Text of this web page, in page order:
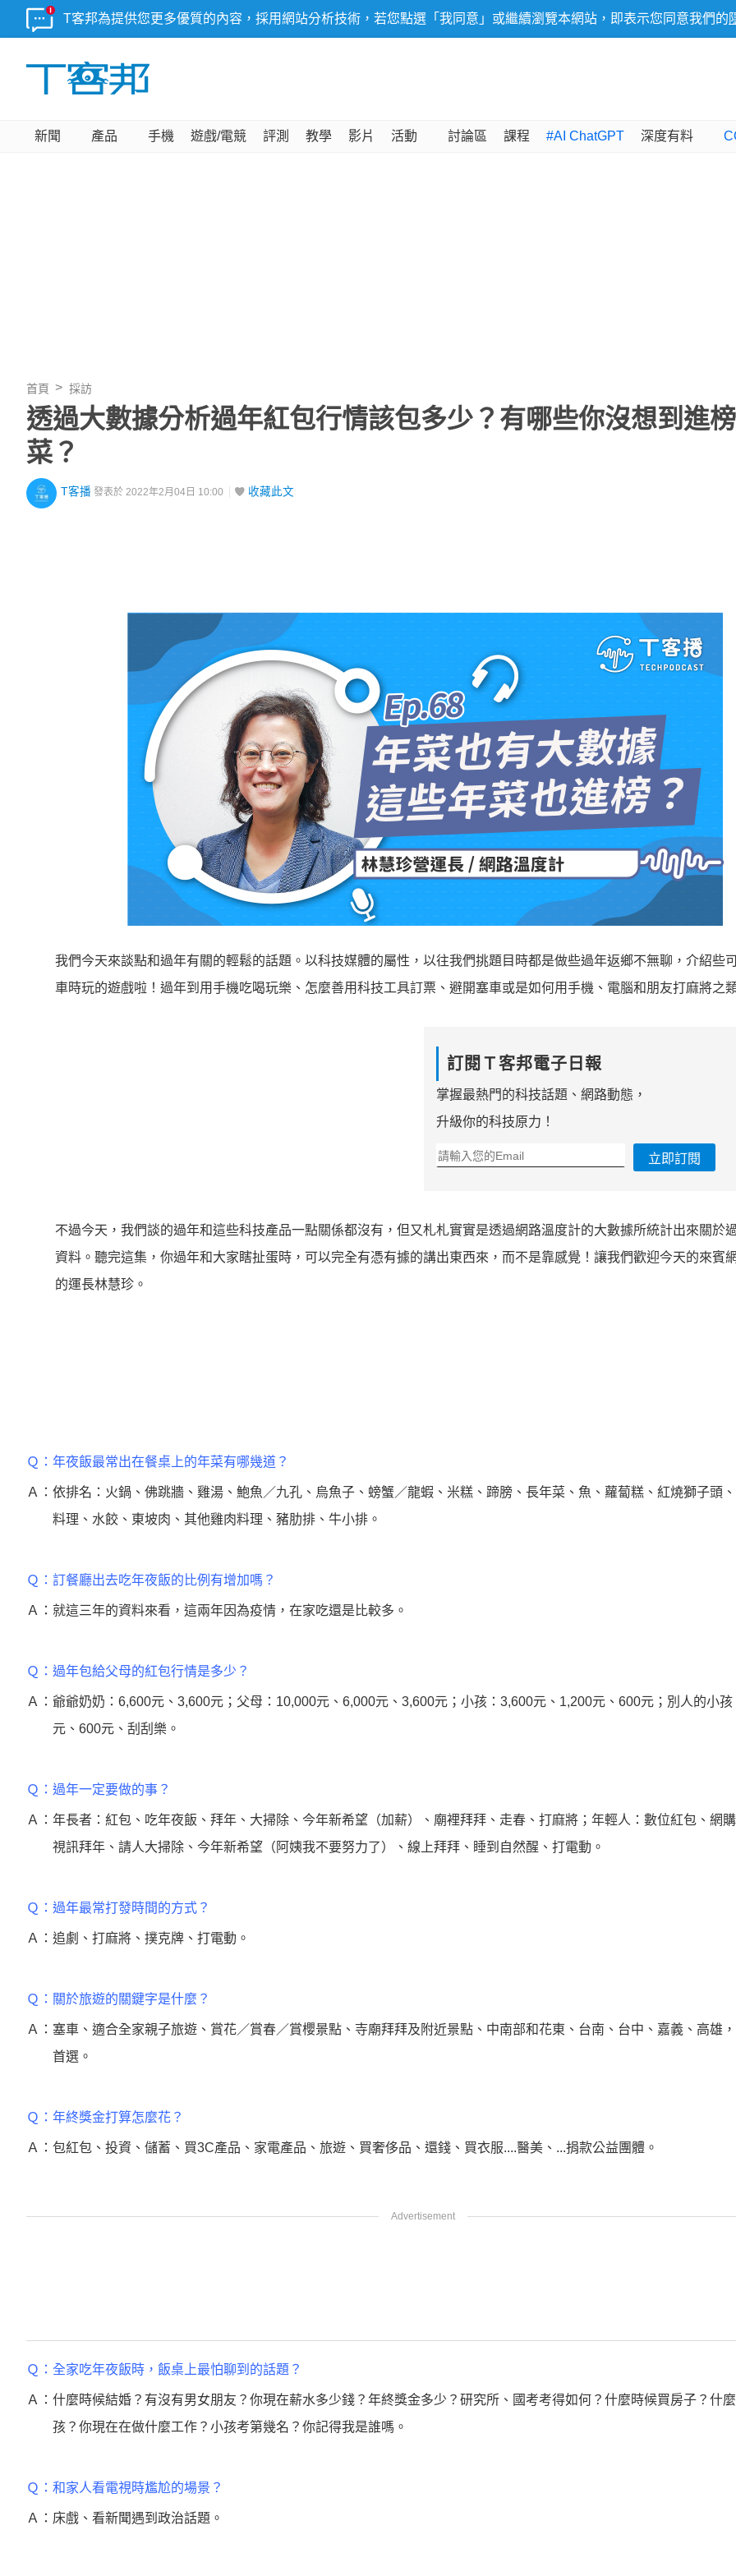
T客邦為提供您更多優質的內容，採用網站分析技術，若您點選「我同意」或繼續瀏覽本網站，即表示您同意我們的
新聞 產品 手機 遊戲/電競 評測 教學 影片 活動 討論區 課程 #AI ChatGPT 深度有料
首頁 採訪
透過大數據分析過年紅包行情該包多少？有哪些你沒想到進
菜？
T客播 發表於 2022年2月04日 10:00 收藏此文
我們今天來談點和過年有關的輕鬆的話題。以科技媒體的屬性，以往我們挑題目時都是做些過年返鄉不無聊，介紹些
車時玩的遊戲啦！過年到用手機吃喝玩樂、怎麼善用科技工具訂票、避開塞車或是如何用手機、電腦和朋友打麻將之
訂閱Ｔ客邦電子日報
掌握最熱門的科技話題、網路動態，
升級你的科技原力！
立即訂閱
不過今天，我們談的過年和這些科技產品一點關係都沒有，但又札札實實是透過網路溫度計的大數據所統計出來關於
資料。聽完這集，你過年和大家瞎扯蛋時，可以完全有憑有據的講出東西來，而不是靠感覺！讓我們歡迎今天的來賓
的運長林慧珍。
Ｑ：年夜飯最常出在餐桌上的年菜有哪幾道？
Ａ：依排名：火鍋、佛跳牆、雞湯、鮑魚／九孔、烏魚子、螃蟹／龍蝦、米糕、蹄膀、長年菜、魚、蘿蔔糕、紅燒獅子頭
料理、水餃、東坡肉、其他雞肉料理、豬肋排、牛小排。
Ｑ：訂餐廳出去吃年夜飯的比例有增加嗎？
Ａ：就這三年的資料來看，這兩年因為疫情，在家吃還是比較多。
Ｑ：過年包給父母的紅包行情是多少？
Ａ：爺爺奶奶：6,600元、3,600元；父母：10,000元、6,000元、3,600元；小孩：3,600元、1,200元、600元；別人的小孩
元、600元、刮刮樂。
Ｑ：過年一定要做的事？
Ａ：年長者：紅包、吃年夜飯、拜年、大掃除、今年新希望（加薪）、廟裡拜拜、走春、打麻將；年輕人：數位紅包、網
視訊拜年、請人大掃除、今年新希望（阿姨我不要努力了）、線上拜拜、睡到自然醒、打電動。
Ｑ：過年最常打發時間的方式？
Ａ：追劇、打麻將、撲克牌、打電動。
Ｑ：關於旅遊的關鍵字是什麼？
Ａ：塞車、適合全家親子旅遊、賞花／賞春／賞櫻景點、寺廟拜拜及附近景點、中南部和花東、台南、台中、嘉義、高雄
首選。
Ｑ：年終獎金打算怎麼花？
Ａ：包紅包、投資、儲蓄、買3C產品、家電產品、旅遊、買奢侈品、還錢、買衣服....醫美、...捐款公益團體。
Ｑ：全家吃年夜飯時，飯桌上最怕聊到的話題？
Ａ：什麼時候結婚？有沒有男女朋友？你現在薪水多少錢？年終獎金多少？研究所、國考考得如何？什麼時候買房子？什
孩？你現在在做什麼工作？小孩考第幾名？你記得我是誰嗎。
Ｑ：和家人看電視時尷尬的場景？
Ａ：床戲、看新聞遇到政治話題。